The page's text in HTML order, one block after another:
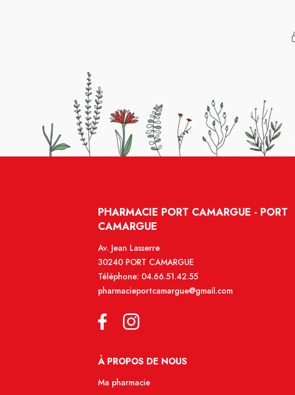
PHARMACIE PORT CAMARGUE - PORT
CAMARGUE
Av. Jean Lasserre
30240 PORT CAMARGUE
Téléphone: 04.66.51.42.55
pharmacieportcamargue@gmail.com
À PROPOS DE NOUS
Ma pharmacie